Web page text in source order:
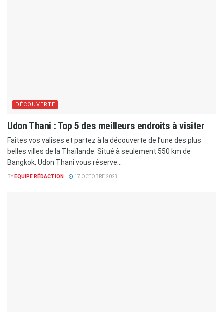
DÉCOUVERTE
Udon Thani : Top 5 des meilleurs endroits à visiter
Faites vos valises et partez à la découverte de l’une des plus
belles villes de la Thaïlande. Situé à seulement 550 km de
Bangkok, Udon Thani vous réserve...
BY EQUIPE RÉDACTION 17 OCTOBRE 2023